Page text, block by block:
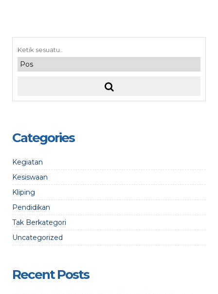
Categories
Kegiatan
Kesiswaan
Kliping
Pendidikan
Tak Berkategori
Uncategorized
Recent Posts